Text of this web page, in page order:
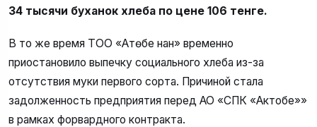
34 тысячи буханок хлеба по цене 106 тенге.
В то же время ТОО «Ақтөбе нан» временно
приостановило выпечку социального хлеба из-за
отсутствия муки первого сорта. Причиной стала
задолженность предприятия перед АО «СПК «Актобе»»
в рамках форвардного контракта.